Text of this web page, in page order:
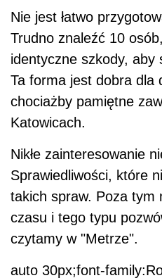
Nie jest łatwo
Trudno znaleźć 10
identyczne szkody, aby
Ta forma jest dobra dla
chociażby pamiętne
Katowicach.
Nikłe zainteresowanie
Sprawiedliwości, które
takich spraw. Poza tym
czasu i tego typu
czytamy w "Metrze".
auto 30px;font-